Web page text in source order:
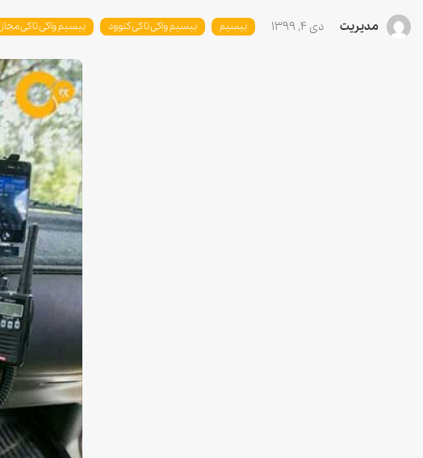
مدیریت دی 4, 1399 بیسیم بیسیم واکی تاکی کنوود بیسیم واکی تاکی مجاز